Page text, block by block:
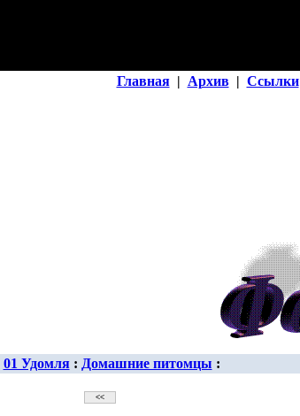
Главная | Архив | Ссылки
01 Удомля: Домашние питомцы :